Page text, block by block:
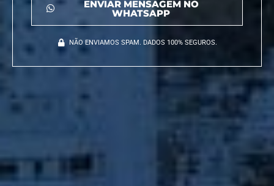
ENVIAR MENSAGEM NO
WHATSAPP
NÃO ENVIAMOS SPAM. DADOS 100% SEGUROS.